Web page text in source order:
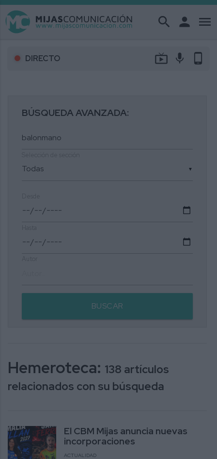
search person menu
DIRECTO live_tv mic phone_android
BÚSQUEDA AVANZADA:
▼
BUSCAR
Hemeroteca: 138 artículos
relacionados con su búsqueda
El CBM Mijas anuncia nuevas
incorporaciones
ACTUALIDAD